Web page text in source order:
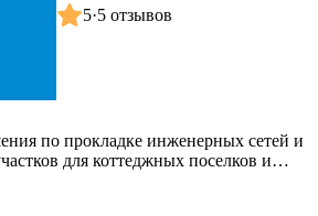
5·5 отзывов
по прокладке инженерных сетей и
для коттеджных поселков и